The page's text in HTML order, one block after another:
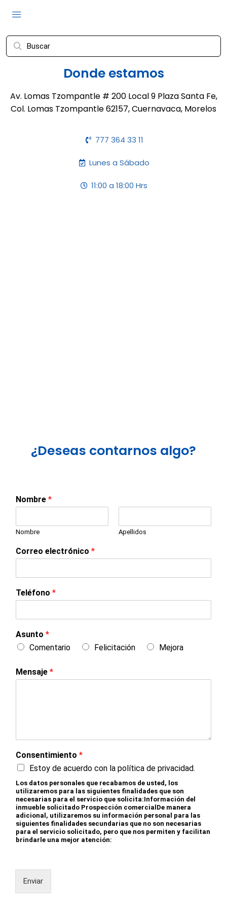
Donde estamos
Av. Lomas Tzompantle # 200 Local 9 Plaza Santa Fe,
Col. Lomas Tzompantle 62157, Cuernavaca, Morelos
777 364 33 11
Lunes a Sábado
11:00 a 18:00 Hrs
¿Deseas contarnos algo?
Nombre *
Nombre Apellidos
Correo electrónico *
Teléfono *
Asunto *
Comentario
Felicitación Mejora
Mensaje *
Consentimiento *
Estoy de acuerdo con la política de privacidad.
Los datos personales que recabamos de usted, los
utilizaremos para las siguientes finalidades que son
necesarias para el servicio que solicita:Información del
inmueble solicitado Prospección comercialDe manera
adicional, utilizaremos su información personal para las
siguientes finalidades secundarias que no son necesarias
para el servicio solicitado, pero que nos permiten y facilitan
brindarle una mejor atención:
Enviar